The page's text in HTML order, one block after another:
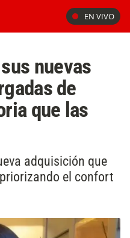
EN VIVO
nuevas
de
que las
adquisición que
el confort